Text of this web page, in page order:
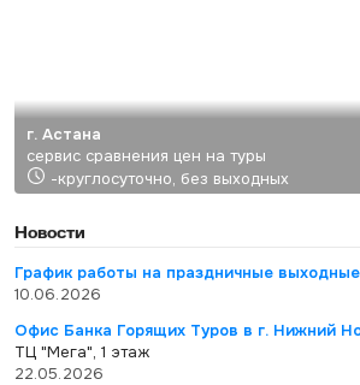
г. Астана
сервис сравнения цен на туры
-круглосуточно, без выходных
Новости
График работы на праздничные выходные
10.06.2026
Офис Банка Горящих Туров в г. Нижний
ТЦ "Мега", 1 этаж
22.05.2026